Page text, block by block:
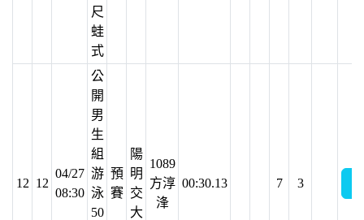
尺
蛙
式
12 12
04/27
08:30
公
開
男
生
組
游
泳
50
預
賽
陽
明
交
大
1089
方淳
浲
00:30.13 7 3